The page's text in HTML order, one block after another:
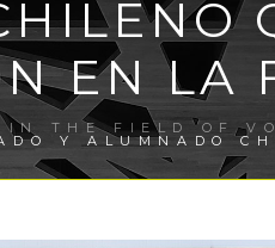
EN LA
THE FIELD OF
Y ALUMNADO